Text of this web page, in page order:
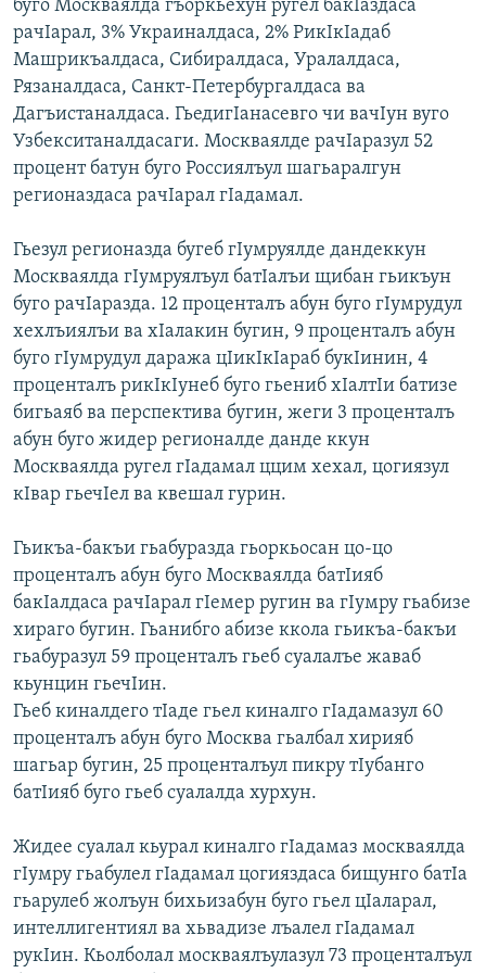
буго Москваялда гъоркьехун ругел бакIаздаса
рачIарал, 3% Украиналдаса, 2% РикIкIадаб
Машрикъалдаса, Сибиралдаса, Уралалдаса,
Рязаналдаса, Санкт-Петербургалдаса ва
Дагъистаналдаса. ГьедигIанасевго чи вачIун вуго
Узбекситаналдасаги. Москваялде рачIаразул 52
процент батун буго Россиялъул шагьаралгун
регионаздаса рачIарал гIадамал.
Гьезул регионазда бугеб гIумруялде дандеккун
Москваялда гIумруялъул батIалъи щибан гьикъун
буго рачIаразда. 12 проценталъ абун буго гIумрудул
хехлъиялъи ва хIалакин бугин, 9 проценталъ абун
буго гIумрудул даража цIикIкIараб букIинин, 4
проценталъ рикIкIунеб буго гьениб хIалтIи батизе
бигьаяб ва перспектива бугин, жеги 3 проценталъ
абун буго жидер регионалде данде ккун
Москваялда ругел гIадамал ццим хехал, цогиязул
кIвар гьечIел ва квешал гурин.
Гьикъа-бакъи гьабуразда гьоркьосан цо-цо
проценталъ абун буго Москваялда батIияб
бакIалдаса рачIарал гIемер ругин ва гIумру гьабизе
хираго бугин. Гьанибго абизе ккола гьикъа-бакъи
гьабуразул 59 проценталъ гьеб суалалъе жаваб
кьунцин гьечIин.
Гьеб киналдего тIаде гьел киналго гIадамазул 60
проценталъ абун буго Москва гьалбал хирияб
шагьар бугин, 25 проценталъул пикру тIубанго
батIияб буго гьеб суалалда хурхун.
Жидее суалал кьурал киналго гIадамаз москваялда
гIумру гьабулел гIадамал цогияздаса бищунго батIа
гьарулеб жолъун бихьизабун буго гьел цIаларал,
интеллигентиял ва хьвадизе лъалел гIадамал
рукIин. Кьолболал москваялъулазул 73 проценталъул